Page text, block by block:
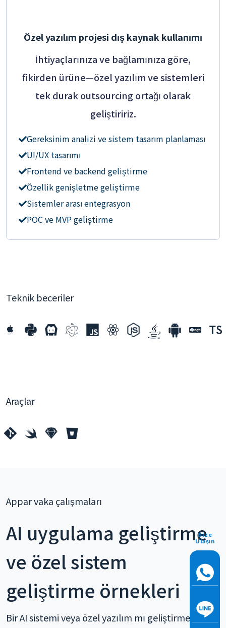
Özel yazılım projesi dış kaynak kullanımı
İhtiyaçlarınıza ve bağlamınıza göre,
fikirden ürüne—özel yazılım ve sistemleri
tek durak outsourcing ortağı olarak
geliştiririz.
Gereksinim analizi ve sistem tasarım planlaması
UI/UX tasarımı
Frontend ve backend geliştirme
Özellik genişletme geliştirme
Sistemler arası entegrasyon
POC ve MVP geliştirme
Teknik beceriler
Araçlar
Appar vaka çalışmaları
AI uygulama geliştirme
ve özel sistem
geliştirme örnekleri
Bir AI sistemi veya özel yazılım mı geliştirmek
Bize
Ulaşın